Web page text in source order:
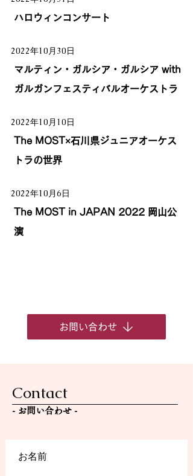
ハロウィンコンサート
2022年10月30日
マルティン・ガルシア・ガルシア with
ガルガンフェスティバルオーケストラ
2022年10月10日
The MOST×石川県ジュニアオーケス
トラの世界
2022年10月6日
The MOST in JAPAN 2022 岡山公
演
お問い合わせ
Contact
- ​お問い合わせ -
お名前